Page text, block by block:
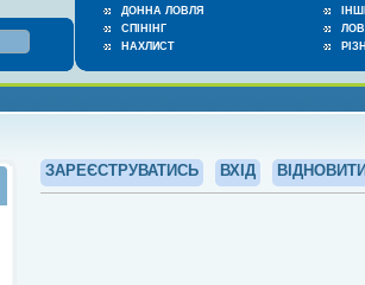
ДОННА ЛОВЛЯ
СПІНІНГ
НАХЛИСТ
ЗАРЕЄСТРУВАТИСЬ ВХІД